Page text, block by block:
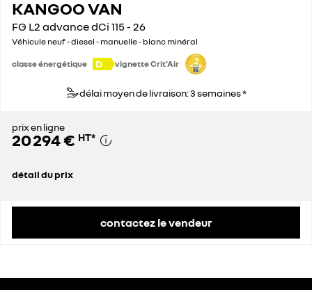
KANGOO VAN
FG L2 advance dCi 115 - 26
Véhicule neuf - diesel - manuelle - blanc minéral
classe énergétique D vignette Crit'Air
délai moyen de livraison: 3 semaines *
prix en ligne
20 294 € HT*
détail du prix
contactez le vendeur